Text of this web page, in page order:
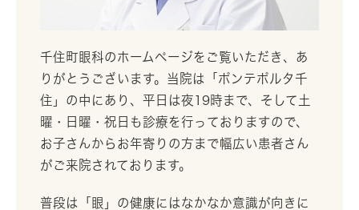
千住町眼科のホームページをご覧いただき、あ
りがとうございます。当院は「ポンテポルタ千
住」の中にあり、平日は夜19時まで、そして土
曜・日曜・祝日も診療を行っておりますので、
お子さんからお年寄りの方まで幅広い患者さん
がご来院されております。
普段は「眼」の健康にはなかなか意識が向きに